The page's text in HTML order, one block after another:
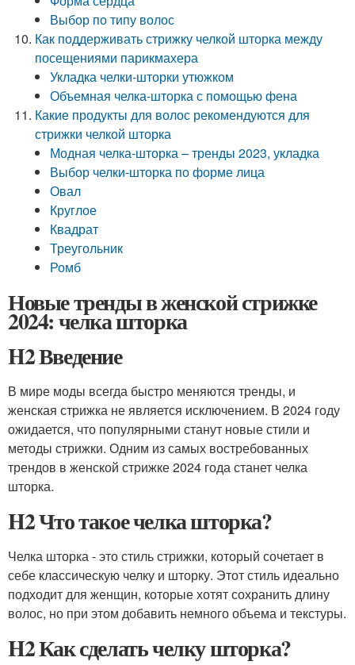
Выбор по типу волос
Как поддерживать стрижку челкой шторка между
посещениями парикмахера
Укладка челки-шторки утюжком
Объемная челка-шторка с помощью фена
Какие продукты для волос рекомендуются для
стрижки челкой шторка
Модная челка-шторка – тренды 2023, укладка
Выбор челки-шторка по форме лица
Овал
Круглое
Квадрат
Треугольник
Ромб
Новые тренды в женской стрижке
2024: челка шторка
H2 Введение
В мире моды всегда быстро меняются тренды, и
женская стрижка не является исключением. В 2024 году
ожидается, что популярными станут новые стили и
методы стрижки. Одним из самых востребованных
трендов в женской стрижке 2024 года станет челка
шторка.
H2 Что такое челка шторка?
Челка шторка - это стиль стрижки, который сочетает в
себе классическую челку и шторку. Этот стиль идеально
подходит для женщин, которые хотят сохранить длину
волос, но при этом добавить немного объема и текстуры.
H2 Как сделать челку шторка?